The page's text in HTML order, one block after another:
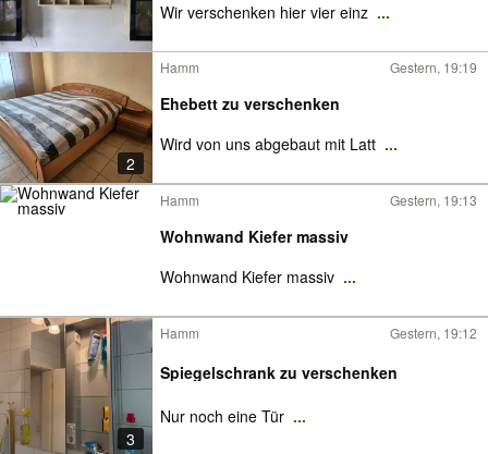
Wir verschenken hier vier einz ...
2
Hamm Gestern, 19:19
Ehebett zu verschenken
Wird von uns abgebaut mit Latt ...
Hamm Gestern, 19:13
Wohnwand Kiefer massiv
Wohnwand Kiefer massiv ...
3
Hamm Gestern, 19:12
Spiegelschrank zu verschenken
Nur noch eine Tür ...